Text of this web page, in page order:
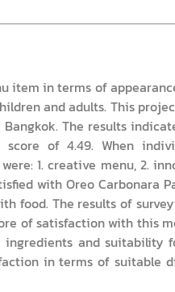
item in terms of
and adults. This
The results
of 4.49. When
1. creative menu, 2.
with Oreo Carbonara
food. The results of
of satisfaction with this
and suitability
in terms of suitable